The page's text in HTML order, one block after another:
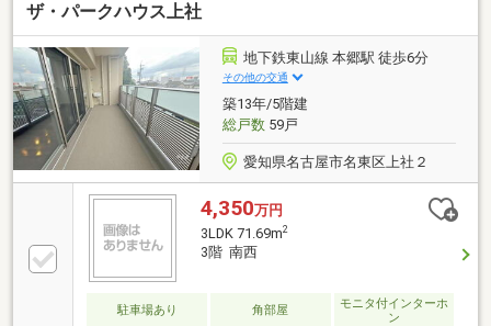
緑豊かな明が丘公園が広がる住環境。商業施設・交通
利便・自然環境が揃った、藤が丘エリアでも珍しい立
地。ぜひ現地で開放感と住み心地をご体感ください。
＼周辺施設／藤が丘小学校 徒歩3分藤森中学校 徒
歩4分藤が丘エフ店 徒歩4分明が丘公園 徒歩3分＼
定休日無し、ご見学されたいお日にちをお気軽にお問
い合わせください！／
ザ・パークハウス上社
地下鉄東山線 本郷駅 徒歩6分
その他の交通
築13年/5階建
総戸数59戸
愛知県名古屋市名東区上社２
4,350万円
3LDK 71.69m2
3階 南西
駐車場あり 角部屋
モニタ付インターホ
ン